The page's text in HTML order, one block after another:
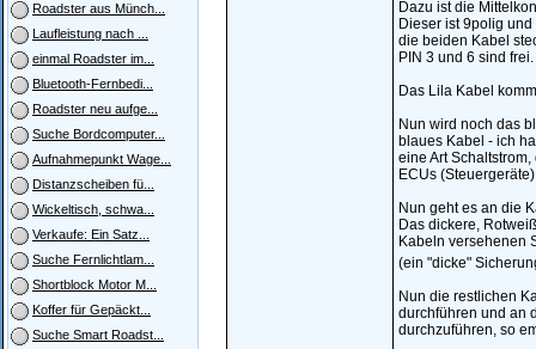
Roadster aus Münch...
Laufleistung nach ...
einmal Roadster im...
Bluetooth-Fernbedi...
Roadster neu aufge...
Suche Bordcomputer...
Aufnahmepunkt Wage...
Distanzscheiben fü...
Wickeltisch, schwa...
Verkaufe: Ein Satz...
Suche Fernlichtlam...
Shortblock Motor M...
Koffer für Gepäckt...
Suche Smart Roadst...
Dazu ist die
Dieser ist 9polig
die beiden Kabel
PIN 3 und 6 sind
Das Lila Kabel
Nun wird noch das
blaues Kabel - ich
eine Art
ECUs
Nun geht es an die
Das dickere,
Kabeln versehenen
(ein "dicke"
Nun die restlichen
durchführen und an
durchzuführen, so